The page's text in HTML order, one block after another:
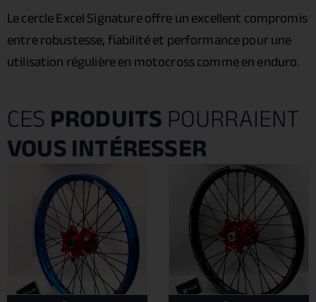
Le cercle Excel Signature offre un excellent compromis
entre robustesse, fiabilité et performance pour une
utilisation régulière en motocross comme en enduro.
CESPRODUITSPOURRAIENT
VOUS INTÉRESSER